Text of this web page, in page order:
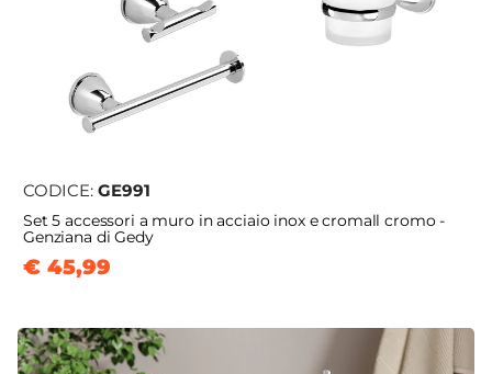
CODICE: GE991
Set 5 accessori a muro in acciaio inox e cromall cromo -
Genziana di Gedy
€ 45,99